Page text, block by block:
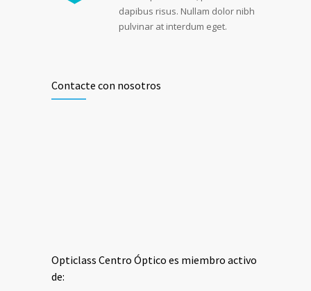
dapibus risus. Nullam dolor nibh
pulvinar at interdum eget.
Contacte con nosotros
Opticlass Centro Óptico es miembro activo
de: